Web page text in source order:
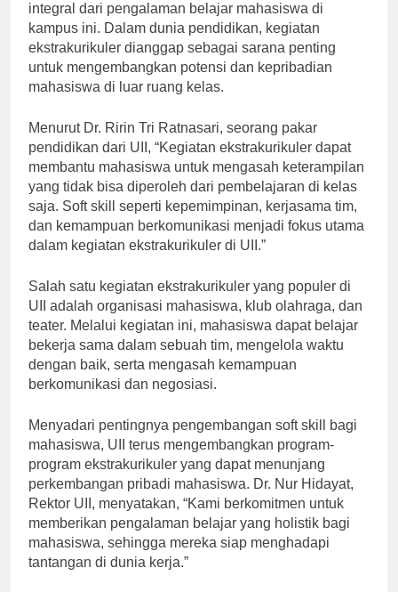
integral dari pengalaman belajar mahasiswa di
kampus ini. Dalam dunia pendidikan, kegiatan
ekstrakurikuler dianggap sebagai sarana penting
untuk mengembangkan potensi dan kepribadian
mahasiswa di luar ruang kelas.
Menurut Dr. Ririn Tri Ratnasari, seorang pakar
pendidikan dari UII, “Kegiatan ekstrakurikuler dapat
membantu mahasiswa untuk mengasah keterampilan
yang tidak bisa diperoleh dari pembelajaran di kelas
saja. Soft skill seperti kepemimpinan, kerjasama tim,
dan kemampuan berkomunikasi menjadi fokus utama
dalam kegiatan ekstrakurikuler di UII.”
Salah satu kegiatan ekstrakurikuler yang populer di
UII adalah organisasi mahasiswa, klub olahraga, dan
teater. Melalui kegiatan ini, mahasiswa dapat belajar
bekerja sama dalam sebuah tim, mengelola waktu
dengan baik, serta mengasah kemampuan
berkomunikasi dan negosiasi.
Menyadari pentingnya pengembangan soft skill bagi
mahasiswa, UII terus mengembangkan program-
program ekstrakurikuler yang dapat menunjang
perkembangan pribadi mahasiswa. Dr. Nur Hidayat,
Rektor UII, menyatakan, “Kami berkomitmen untuk
memberikan pengalaman belajar yang holistik bagi
mahasiswa, sehingga mereka siap menghadapi
tantangan di dunia kerja.”